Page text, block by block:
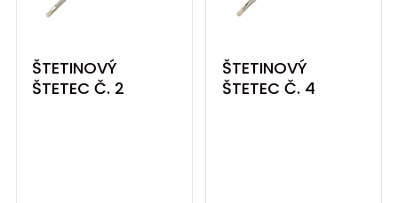
ŠTETINOVÝ
ŠTETEC Č. 2
ŠTETINOVÝ
ŠTETEC Č. 4